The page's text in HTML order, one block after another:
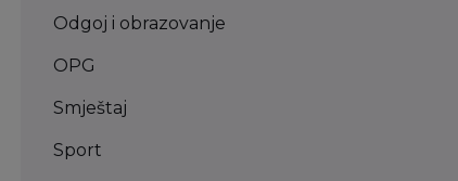
Odgoj i obrazovanje
OPG
Smještaj
Sport